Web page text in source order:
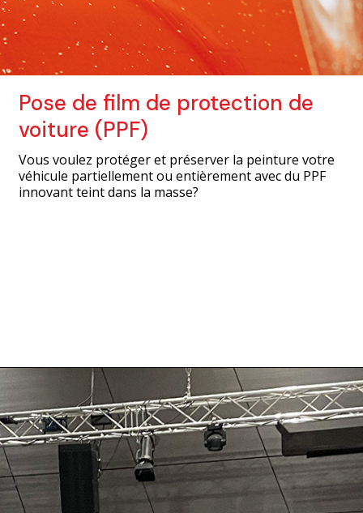
Pose de film de protection de
voiture (PPF)
Vous voulez protéger et préserver la peinture votre
véhicule partiellement ou entièrement avec du PPF
innovant teint dans la masse?